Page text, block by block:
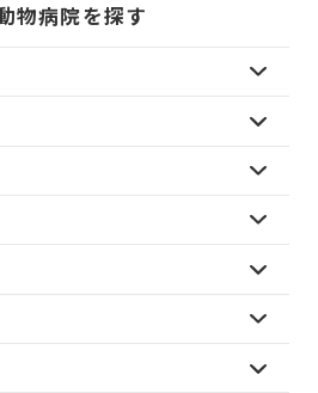
物病院を探す